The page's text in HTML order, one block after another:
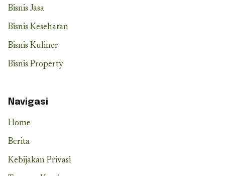
Bisnis Jasa
Bisnis Kesehatan
Bisnis Kuliner
Bisnis Property
Navigasi
Home
Berita
Kebijakan Privasi